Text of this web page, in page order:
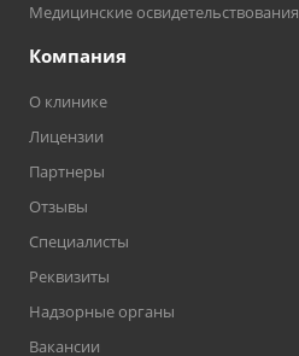
Медицинские освидетельствования
Компания
О клинике
Лицензии
Партнеры
Отзывы
Специалисты
Реквизиты
Надзорные органы
Вакансии